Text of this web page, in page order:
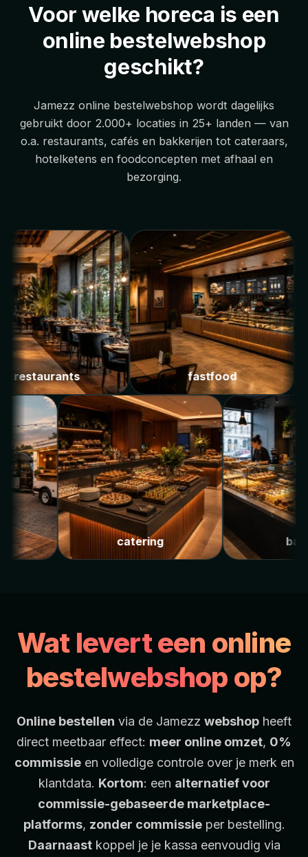
Voor welke horeca is een
online bestelwebshop
geschikt?
Jamezz online bestelwebshop wordt dagelijks
gebruikt door 2.000+ locaties in 25+ landen — van
o.a. restaurants, cafés en bakkerijen tot cateraars,
hotelketens en foodconcepten met afhaal en
bezorging.
fastfood
catering
Wat levert een online
bestelwebshop op?
Online bestellen via de Jamezz webshop heeft
direct meetbaar effect: meer online omzet, 0%
commissieen volledige controle over je merk en
klantdata. Kortom: een alternatief voor
commissie-gebaseerde marketplace-
platforms, zonder commissieper bestelling.
Daarnaastkoppel je je kassa eenvoudig via